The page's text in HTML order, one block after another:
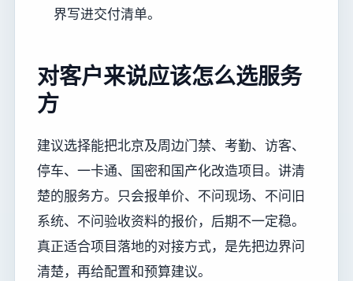
界写进交付清单。
对客户来说应该怎么选服务
方
建议选择能把北京及周边门禁、考勤、访客、
停车、一卡通、国密和国产化改造项目。讲清
楚的服务方。只会报单价、不问现场、不问旧
系统、不问验收资料的报价，后期不一定稳。
真正适合项目落地的对接方式，是先把边界问
清楚，再给配置和预算建议。